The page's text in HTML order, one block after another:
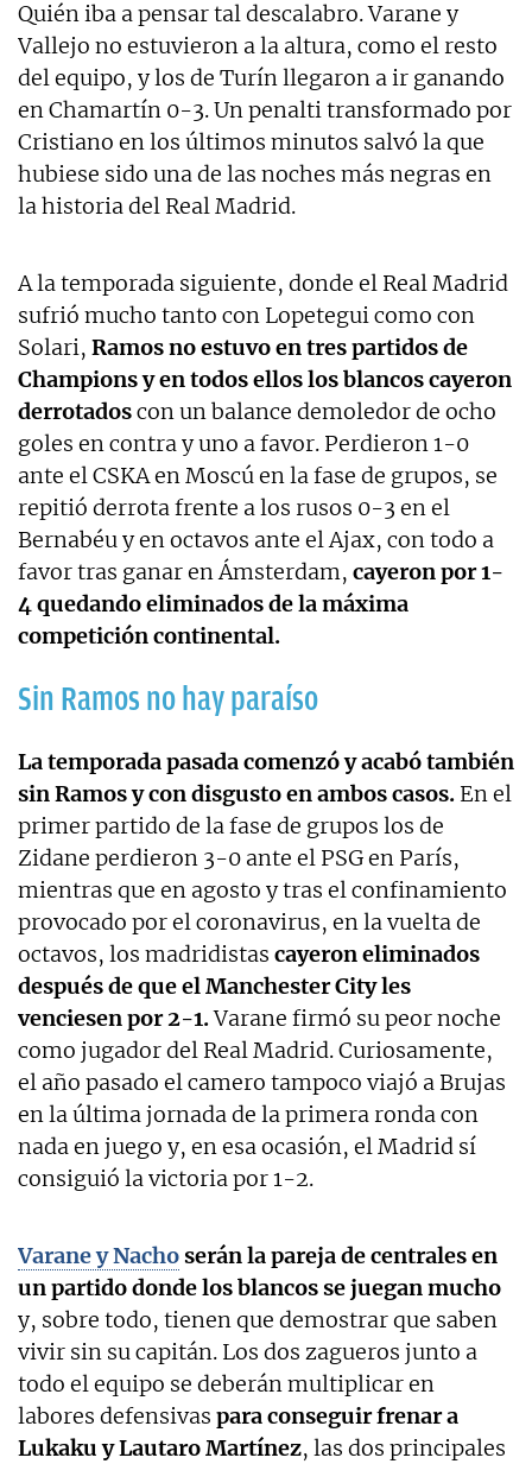
Quién iba a pensar tal descalabro. Varane y
Vallejo no estuvieron a la altura, como el resto
del equipo, y los de Turín llegaron a ir ganando
en Chamartín 0-3. Un penalti transformado por
Cristiano en los últimos minutos salvó la que
hubiese sido una de las noches más negras en
la historia del Real Madrid.
A la temporada siguiente, donde el Real Madrid
sufrió mucho tanto con Lopetegui como con
Solari, Ramos no estuvo en tres partidos de
Champions y en todos ellos los blancos cayeron
derrotadoscon un balance demoledor de ocho
goles en contra y uno a favor. Perdieron 1-0
ante el CSKA en Moscú en la fase de grupos, se
repitió derrota frente a los rusos 0-3 en el
Bernabéu y en octavos ante el Ajax, con todo a
favor tras ganar en Ámsterdam, cayeron por 1-
4 quedando eliminados de la máxima
competición continental.
Sin Ramos no hay paraíso
La temporada pasada comenzó y acabó también
sin Ramos y con disgusto en ambos casos. En el
primer partido de la fase de grupos los de
Zidane perdieron 3-0 ante el PSG en París,
mientras que en agosto y tras el confinamiento
provocado por el coronavirus, en la vuelta de
octavos, los madridistas cayeron eliminados
después de que el Manchester City les
venciesen por 2-1.Varane firmó su peor noche
como jugador del Real Madrid. Curiosamente,
el año pasado el camero tampoco viajó a Brujas
en la última jornada de la primera ronda con
nada en juego y, en esa ocasión, el Madrid sí
consiguió la victoria por 1-2.
Varane y Nachoserán la pareja de centrales en
un partido donde los blancos se juegan mucho
y, sobre todo, tienen que demostrar que saben
vivir sin su capitán. Los dos zagueros junto a
todo el equipo se deberán multiplicar en
labores defensivas para conseguir frenar a
Lukaku y Lautaro Martínez, las dos principales